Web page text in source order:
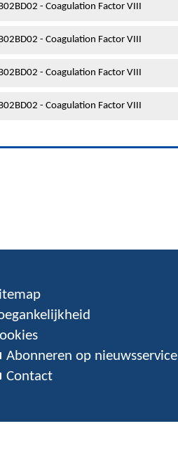
B02BD02 - Coagulation Factor VIII
B02BD02 - Coagulation Factor VIII
B02BD02 - Coagulation Factor VIII
B02BD02 - Coagulation Factor VIII
Abonneren op nieuwsservice
Contact